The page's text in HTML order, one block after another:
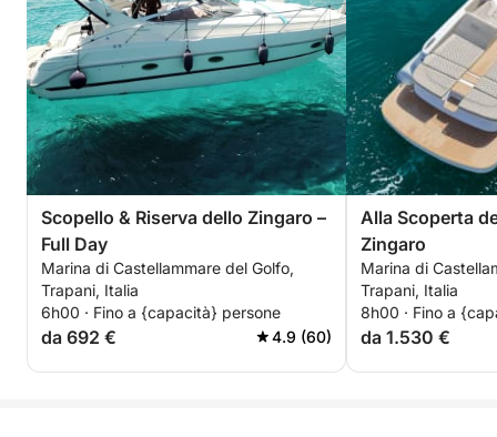
Scopello & Riserva dello Zingaro –
Full Day
Marina di Castellammare del Golfo,
Trapani, Italia
6h00 · Fino a {capacità} persone
da 692 € 4.9 (60)
Alla Scoperta
Zingaro
Marina di
Trapani, Italia
8h00 · Fino a
da 1.530 €